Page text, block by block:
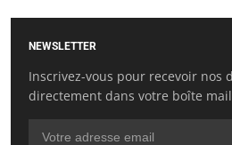
NEWSLETTER
Inscrivez-vous pour recevoir nos
directement dans votre boîte